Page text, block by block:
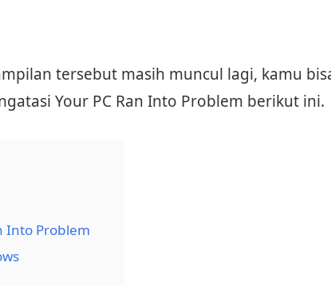
tersebut masih muncul lagi, kamu
Your PC Ran Into Problem berikut ini.
Into Problem